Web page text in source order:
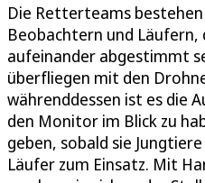
Die Retterteams
Beobachtern und
aufeinander abgestimmt
überfliegen mit den
währenddessen ist es die
den Monitor im Blick zu
geben, sobald sie
Läufer zum Einsatz. Mit